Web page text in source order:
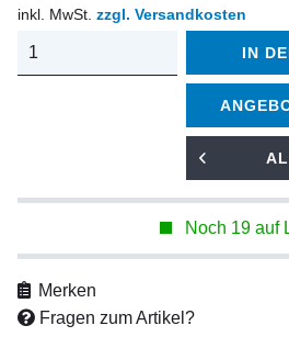
inkl. MwSt. zzgl. Versandkosten
IN
Noch 19 auf
Merken
Fragen zum Artikel?